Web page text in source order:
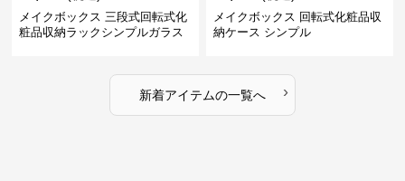
メイクボックス 三段式回転式化
粧品収納ラックシンプルガラス
メイクボックス 回転式化粧品収
納ケース シンプル
新着アイテムの一覧へ ›